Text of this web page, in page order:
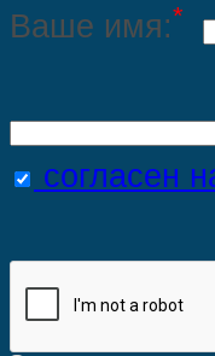
Ваше имя:*
согласен